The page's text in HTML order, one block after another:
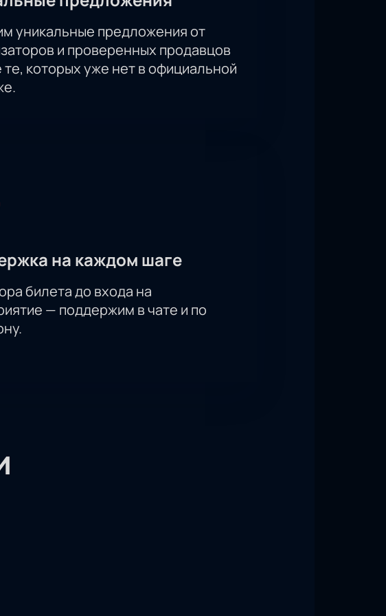
уникальные предложения от
и проверенных продавцов
которых уже нет в официальной
на каждом шаге
билета до входа на
— поддержим в чате и по